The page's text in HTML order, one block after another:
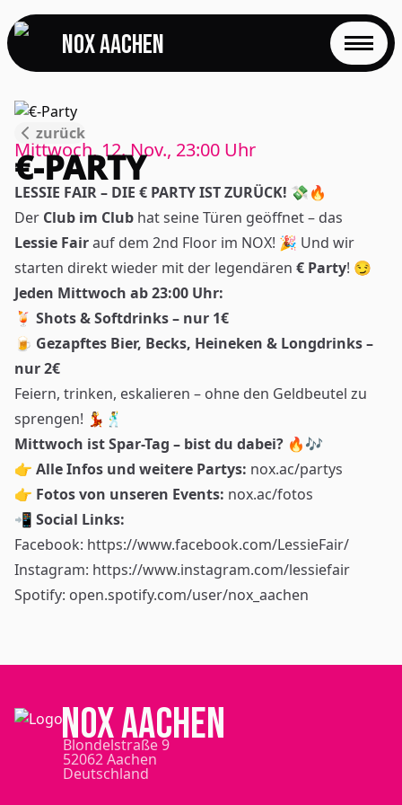
NOX Aachen
EVENTS
FOTOS
EVENTLOCATION
FAQS
RESERVIERUNG
JOBS
zurück
Mittwoch, 12. Nov., 23:00 Uhr
€-PARTY
LESSIE FAIR – DIE € PARTY IST ZURÜCK! 💸🔥
Der Club im Club hat seine Türen geöffnet – das
Lessie Fairauf dem 2nd Floor im NOX! 🎉 Und wir
starten direkt wieder mit der legendären € Party! 😏
Jeden Mittwoch ab 23:00 Uhr:
🍹 Shots & Softdrinks – nur 1€
🍺 Gezapftes Bier, Becks, Heineken & Longdrinks –
nur 2€
Feiern, trinken, eskalieren – ohne den Geldbeutel zu
sprengen! 💃🕺
Mittwoch ist Spar-Tag – bist du dabei? 🔥🎶
👉 Alle Infos und weitere Partys: nox.ac/partys
👉 Fotos von unseren Events: nox.ac/fotos
📲 Social Links:
Facebook: https://www.facebook.com/LessieFair/
Instagram: https://www.instagram.com/lessiefair
Spotify: open.spotify.com/user/nox_aachen
NOX Aachen
Blondelstraße 9
52062 Aachen
Deutschland